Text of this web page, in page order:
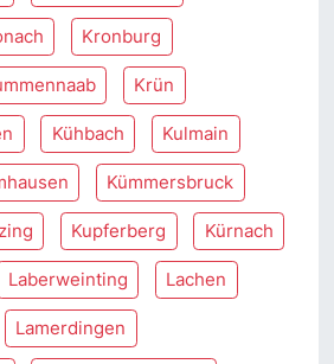
Kronburg
Krün
Kühbach Kulmain
Kümmersbruck
Kupferberg Kürnach
Laberweinting Lachen
Lamerdingen